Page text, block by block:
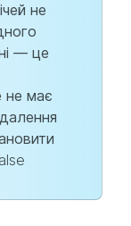
не
— це
не має